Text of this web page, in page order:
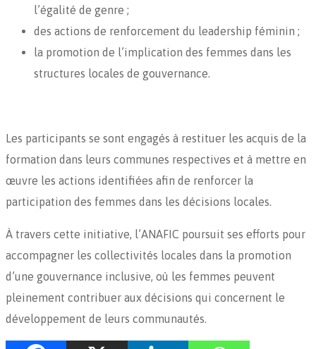
l’égalité de genre ;
des actions de renforcement du leadership féminin ;
la promotion de l’implication des femmes dans les
structures locales de gouvernance.
Les participants se sont engagés à restituer les acquis de la
formation dans leurs communes respectives et à mettre en
œuvre les actions identifiées afin de renforcer la
participation des femmes dans les décisions locales.
À travers cette initiative, l’ANAFIC poursuit ses efforts pour
accompagner les collectivités locales dans la promotion
d’une gouvernance inclusive, où les femmes peuvent
pleinement contribuer aux décisions qui concernent le
développement de leurs communautés.